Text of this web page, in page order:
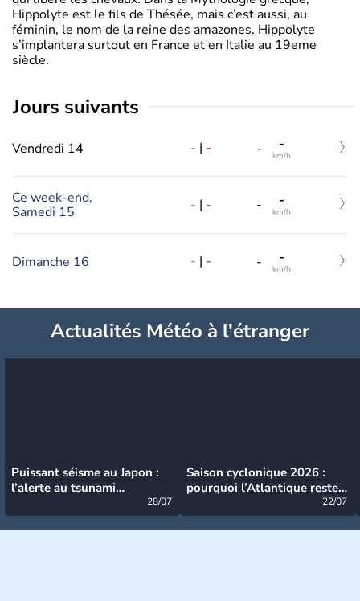
Hippolyte est le fils de Thésée, mais c’est aussi, au
féminin, le nom de la reine des amazones. Hippolyte
s’implantera surtout en France et en Italie au 19eme
siècle.
jours suivants
Vendredi 14 - | - - -
km/h
Ce week-end,
Samedi 15
- | - - -
km/h
Dimanche 16 - | - - -
km/h
Actualités Météo à l'étranger
Puissant séisme au Japon :
l’alerte au tsunami
28/07
Saison cyclonique 2026 :
pourquoi l’Atlantique reste
22/07